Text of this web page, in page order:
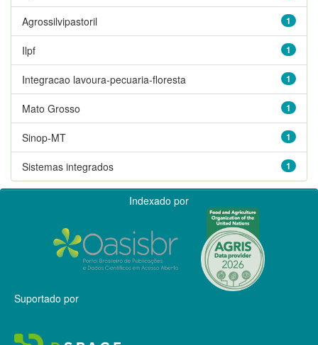
1
Agrossilvipastoril
1
Ilpf
1
Integracao lavoura-pecuaria-floresta
1
Mato Grosso
1
Sinop-MT
1
Sistemas integrados
Indexado por
Suportado por